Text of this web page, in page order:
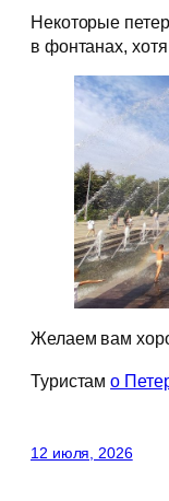
Некоторые
в фонтанах,
Желаем вам
Туристамо
12 июля, 2026